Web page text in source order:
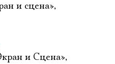
и сцена»,
и Сцена»,